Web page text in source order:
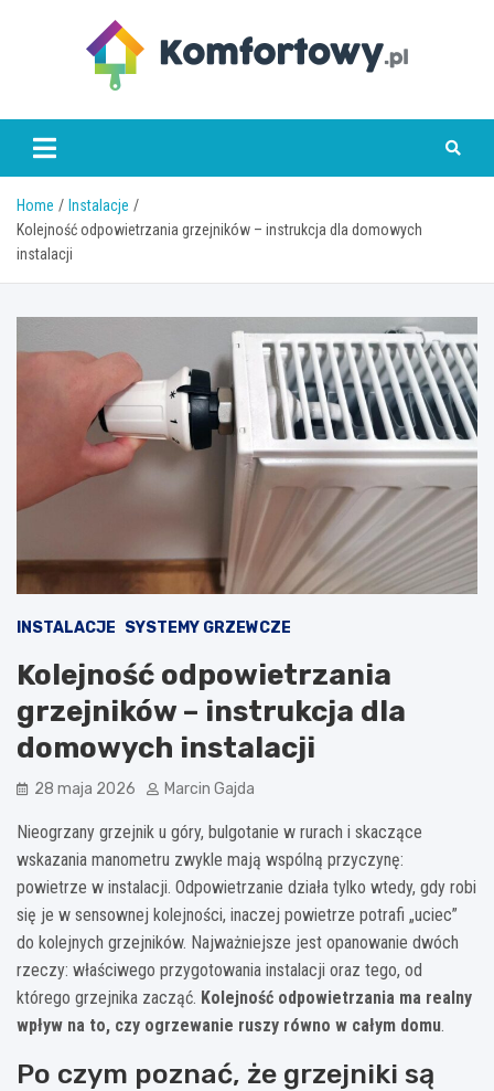
komfortowy.pl
Home
Instalacje
Kolejność odpowietrzania grzejników – instrukcja dla domowych
instalacji
INSTALACJE SYSTEMY GRZEWCZE
Kolejność odpowietrzania
grzejników – instrukcja dla
domowych instalacji
28 maja 2026 Marcin Gajda
Nieogrzany grzejnik u góry, bulgotanie w rurach i skaczące
wskazania manometru zwykle mają wspólną przyczynę:
powietrze w instalacji. Odpowietrzanie działa tylko wtedy, gdy robi
się je w sensownej kolejności, inaczej powietrze potrafi „uciec”
do kolejnych grzejników. Najważniejsze jest opanowanie dwóch
rzeczy: właściwego przygotowania instalacji oraz tego, od
którego grzejnika zacząć. Kolejność odpowietrzania ma realny
wpływ na to, czy ogrzewanie ruszy równo w całym domu.
Po czym poznać, że grzejniki są